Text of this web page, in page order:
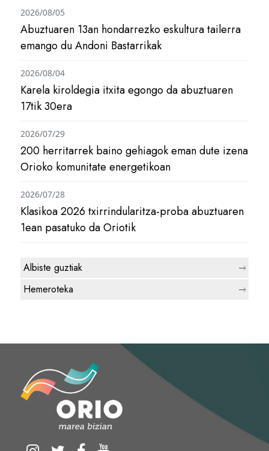
Abuztuaren 13an hondarrezko eskultura tailerra
emango du Andoni Bastarrikak
2026/08/05
Karela kiroldegia itxita egongo da abuztuaren
17tik 30era
2026/08/04
200 herritarrek baino gehiagok eman dute izena
Orioko komunitate energetikoan
2026/07/29
Klasikoa 2026 txirrindularitza-proba abuztuaren
1ean pasatuko da Oriotik
2026/07/28
Albiste guztiak
Hemeroteka